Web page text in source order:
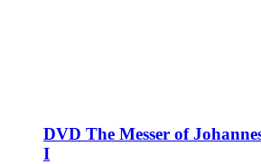
DVD The Messer of
I